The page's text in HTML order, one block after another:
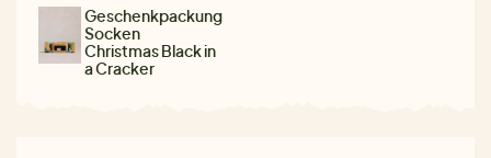
Geschenkpackung
Socken
Christmas Black in
a Cracker